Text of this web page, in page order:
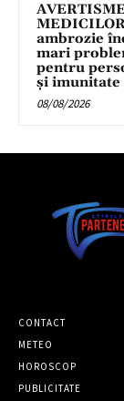
ambrozie
mari
pentru
și imunitate
08/08/2026
CONTACT
METEO
HOROSCOP
PUBLICITATE